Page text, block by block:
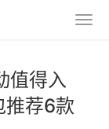
值得入
荐6款